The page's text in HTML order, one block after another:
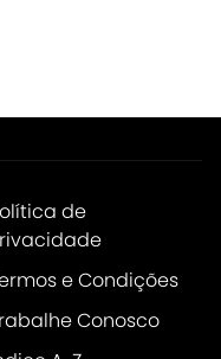
de
e Condições
Conosco